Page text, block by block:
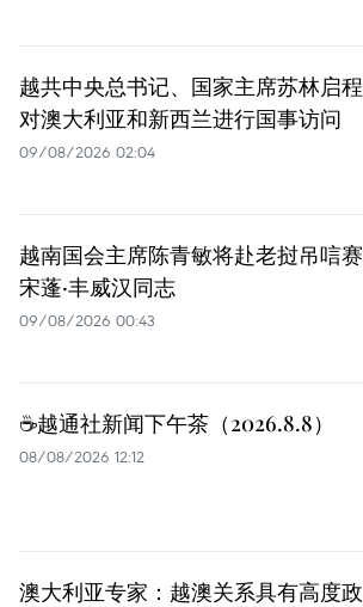
越共中央总书记、国家主席苏林启程
对澳大利亚和新西兰进行国事访问
09/08/2026 02:04
越南国会主席陈青敏将赴老挝吊唁赛
宋蓬·丰威汉同志
09/08/2026 00:43
☕️越通社新闻下午茶（2026.8.8）
08/08/2026 12:12
澳大利亚专家：越澳关系具有高度政